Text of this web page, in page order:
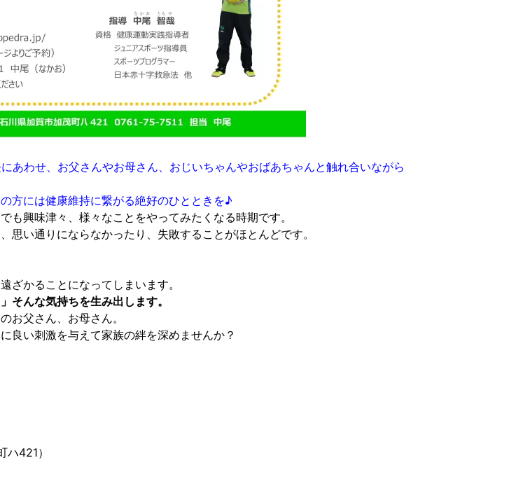
あわせ、お父さんやお母さん、おじいちゃんやおばあちゃんと触れ合いながら
方には健康維持に繋がる絶好のひとときを♪
興味津々、様々なことをやってみたくなる時期です。
い通りにならなかったり、失敗することがほとんどです。
ざかることになってしまいます。
そんな気持ちを生み出します。
お父さん、お母さん。
良い刺激を与えて家族の絆を深めませんか？
421）